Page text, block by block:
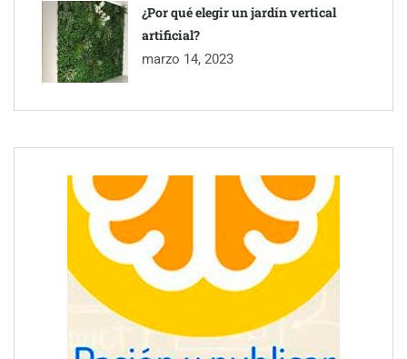
¿Por qué elegir un jardín vertical
artificial?
marzo 14, 2023